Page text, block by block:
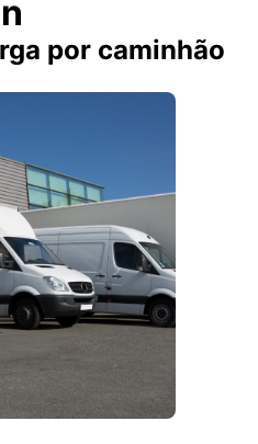
por caminhão